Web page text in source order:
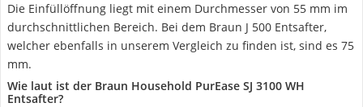
Die Einfüllöffnung liegt mit einem Durchmesser von 55 mm im
durchschnittlichen Bereich. Bei dem Braun J 500 Entsafter,
welcher ebenfalls in unserem Vergleich zu finden ist, sind es 75
mm.
Wie laut ist der Braun Household PurEase SJ 3100 WH
Entsafter?